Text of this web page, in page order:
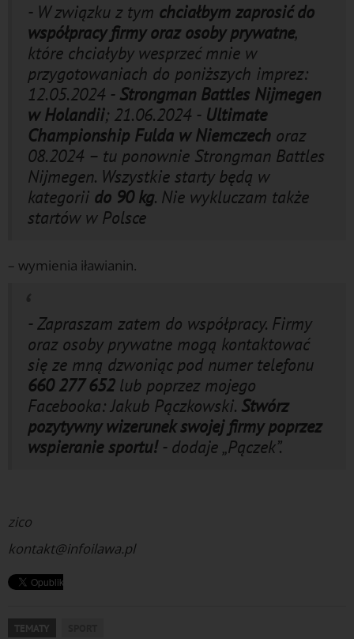
- W związku z tym chciałbym zaprosić do
współpracy firmy oraz osoby prywatne,
które chciałyby wesprzeć mnie w
przygotowaniach do poniższych imprez:
12.05.2024 - Strongman Battles Nijmegen
w Holandii; 21.06.2024 - Ultimate
Championship Fulda w Niemczech oraz
08.2024 – tu ponownie Strongman Battles
Nijmegen. Wszystkie starty będą w
kategorii do 90 kg. Nie wykluczam także
startów w Polsce
– wymienia iławianin.
- Zapraszam zatem do współpracy. Firmy
oraz osoby prywatne mogą kontaktować
się ze mną dzwoniąc pod numer telefonu
660 277 652lub poprzez mojego
Facebooka: Jakub Pączkowski. Stwórz
pozytywny wizerunek swojej firmy poprzez
wspieranie sportu!- dodaje „Pączek”.
zico
kontakt@infoilawa.pl
TEMATY